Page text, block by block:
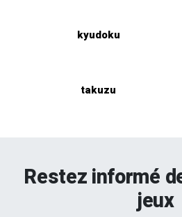
kyudoku
takuzu
Restez informé
jeux